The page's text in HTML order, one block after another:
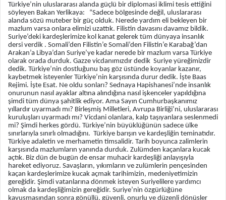
Türkiye’nin uluslararası alanda güçlü bir diplomasi iklimi tesis ettiğini
söyleyen Bakan Yerlikaya: “Sadece bölgesinde değil, uluslararası
alanda sözü muteber bir güç olduk. Nerede yardım eli bekleyen bir
mazlum varsa onlara elimizi uzattık. Filistin davasını davamız bildik.
Suriye’deki kardeşlerimize kol kanat gelerek tüm dünyaya insanlık
dersi verdik . Somali’den Filistin’e Somali’den Filistin’e Karabağ’dan
Arakan’a Libya’dan Suriye’ye kadar nerede bir mazlum varsa Türkiye
olarak orada durduk. Gazze vicdanımızdır dedik Suriye yüreğimizdir
dedik. Türkiye’nin dostluğunu baş göz üstünde koyanlar kazanır,
kaybetmek isteyenler Türkiye’nin karşısında durur dedik. İşte Baas
Rejimi. İşte Esat. Ne oldu sonları? Sednaya Hapishanesi’nde insanlık
onurunun nasıl ayaklar altına alındığına nasıl işkenceler yapıldığına
şimdi tüm dünya şahitlik ediyor. Ama Sayın Cumhurbaşkanımız
yıllardır uyarmadı mı? Birleşmiş Milletleri, Avrupa Birliği’ni, uluslararası
kuruluşları uyarmadı mı? Vicdani olanlara, kalp taşıyanlara seslenmedi
mi? Şimdi herkes gördü. Türkiye’nin büyüklüğünün sadece ülke
sınırlarıyla sınırlı olmadığını. Türkiye barışın ve kardeşliğin teminatıdır.
Türkiye adaletin ve merhametin timsalidir. Tarih boyunca zalimlerin
karşısında mazlumların yanında durduk. Zulümden kaçanlara kucak
açtık. Biz dün de bugün de ensar muhacir kardeşliği anlayışıyla
hareket ediyoruz. Savaşların, yıkımların ve zulümlerin pençesinden
kaçan kardeşlerimize kucak açmak tarihimizin, medeniyetimizin
gereğidir. Şimdi vatanlarına dönmek isteyen Suriyelilere yardımcı
olmak da kardeşliğimizin gereğidir. Suriye’nin özgürlüğüne
kavuşmasından sonra gönüllü, güvenli, onurlu ve düzenli dönüşler